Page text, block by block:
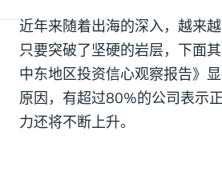
近年来随着出海的深入，越来
只要突破了坚硬的岩层，下面
中东地区投资信心观察报告》
原因，有超过80%的公司表示
力还将不断上升。